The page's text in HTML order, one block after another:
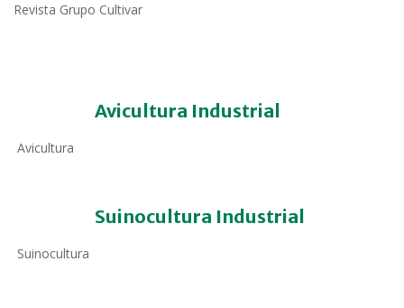
Revista Grupo Cultivar
Avicultura Industrial
Avicultura
Suinocultura Industrial
Suinocultura